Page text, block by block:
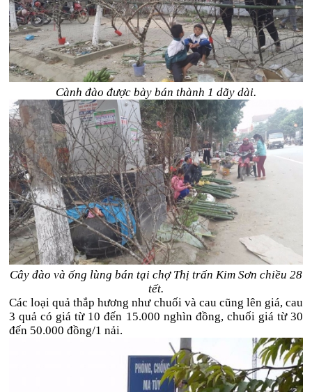
Cành đào được bày bán thành 1 dãy dài.
Cây đào và ống lùng bán tại chợ Thị trấn Kim Sơn chiều 28
tết.
Các loại quả thắp hương như chuối và cau cũng lên giá, cau
3 quả có giá từ 10 đến 15.000 nghìn đồng, chuối giá từ 30
đến 50.000 đồng/1 nải.